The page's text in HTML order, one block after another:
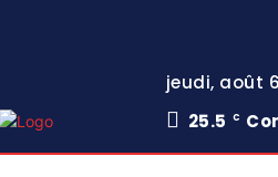
jeudi, août
25.5
C